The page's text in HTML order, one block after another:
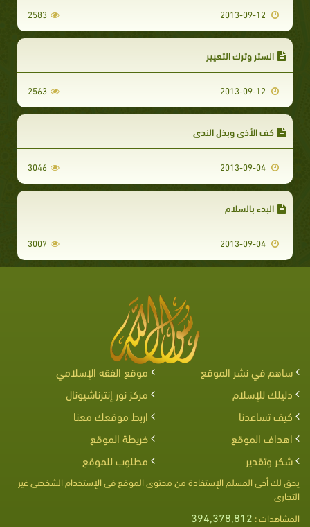
2583
الستر وترك التعيير
2563
كف الأذى وبذل الندى
3046
البدء بالسلام
3007
ساهم في نشر الموقع
موقع الفقه الإسلامي
دليلك للإسلام
مركز نور إنترناشيونال
كيف تساعدنا
اربط موقعك معنا
اهداف الموقع
خريطة الموقع
شكر وتقدير
مطلوب للموقع
يحق لك أخى المسلم الإستفادة من محتوى الموقع فى الإستخدام الشخصى غير
التجارى
المشاهدات : 394,378,812